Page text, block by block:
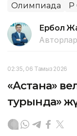
Олимпиада
Ербол
Авторлар
02:35, 06 Тамыз 2026
«Астана»
турында»